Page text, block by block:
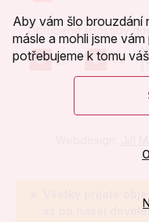
Aby vám šlo brouzdání
másle a mohli jsme
potřebujeme k tomu
až po našej
Obľúbené spôsoby
Upraviť